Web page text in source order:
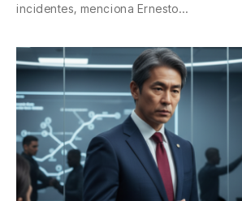
incidentes, menciona Ernesto…